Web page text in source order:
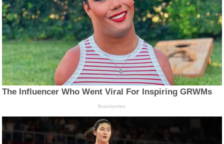
The Influencer Who Went Viral For Inspiring GRWMs
Brainberries